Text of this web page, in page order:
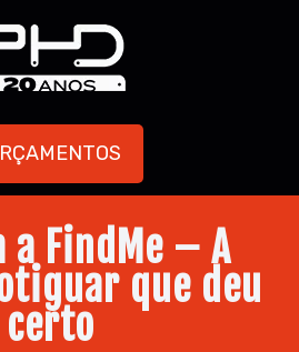
a FindMe – A
que deu
certo